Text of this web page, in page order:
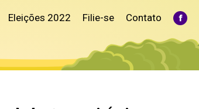
Eleições 2022 Filie-se Contato